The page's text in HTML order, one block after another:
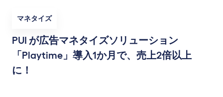
マネタイズ
PUI が広告マネタイズソリューション
「Playtime」導入1か月で、売上2倍以上
に！